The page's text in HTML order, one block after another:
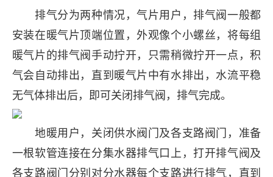
排气分为两种情况，气片用户，排气阀一般都
安装在暖气片顶端位置，外观像个小螺丝，将每组
暖气片的排气阀手动拧开，只需稍微拧开一点，积
气会自动排出，直到暖气片中有水排出，水流平稳
无气体排出后，即可关闭排气阀，排气完成。
地暖用户，关闭供水阀门及各支路阀门，准备
一根软管连接在分集水器排气口上，打开排气阀及
各支路阀门分别对分水器每个支路进行排气，直到